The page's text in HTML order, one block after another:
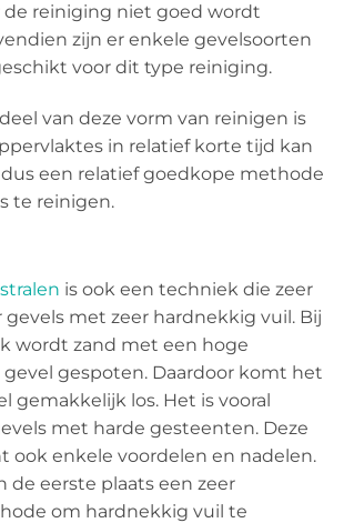
de reiniging niet goed wordt
zijn er enkele gevelsoorten
voor dit type reiniging.
van deze vorm van reinigen is
in relatief korte tijd kan
een relatief goedkope methode
te reinigen.
is ook een techniek die zeer
gevels met zeer hardnekkig vuil. Bij
wordt zand met een hoge
gespoten. Daardoor komt het
gemakkelijk los. Het is vooral
met harde gesteenten. Deze
ook enkele voordelen en nadelen.
de eerste plaats een zeer
om hardnekkig vuil te